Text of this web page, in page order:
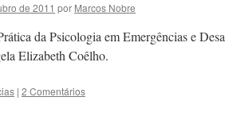
de 2011 por Marcos Nobre
da Psicologia em Emergências e
Elizabeth Coêlho.
| 2 Comentários